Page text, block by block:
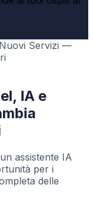
Servizi —
IA e
assistente IA
per i
delle